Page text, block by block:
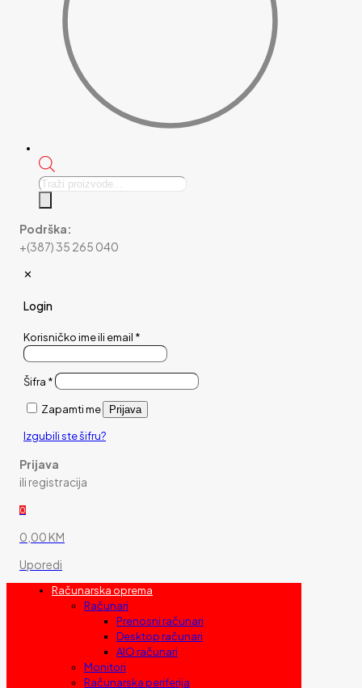
Products
Podrška:
+(387) 35 265 040
✕
Login
Korisničko ime ili email *
Šifra *
Zapamti me Prijava
Izgubili ste šifru?
Prijava
ili registracija
0
0,00 KM
Uporedi
Računarska oprema
Računari
Prenosni računari
Desktop računari
AIO računari
Monitori
Računarska periferija